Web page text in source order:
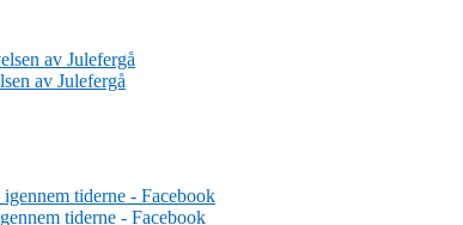
av Julefergå
tiderne - Facebook